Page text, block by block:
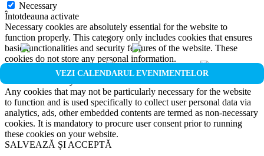
VEZI CALENDARUL EVENIMENTELOR
Necessary
Întotdeauna activate
Necessary cookies are absolutely essential for the website to
function properly. This category only includes cookies that ensures
basic functionalities and security features of the website. These
cookies do not store any personal information.
Non-necessary
Any cookies that may not be particularly necessary for the website
to function and is used specifically to collect user personal data via
analytics, ads, other embedded contents are termed as non-necessary
cookies. It is mandatory to procure user consent prior to running
these cookies on your website.
SALVEAZĂ ȘI ACCEPTĂ